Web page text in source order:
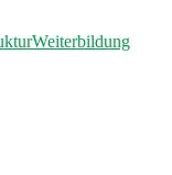
Weiterbildung